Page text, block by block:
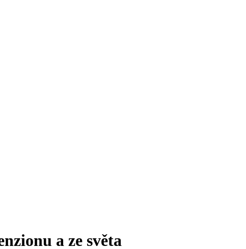
a ze světa